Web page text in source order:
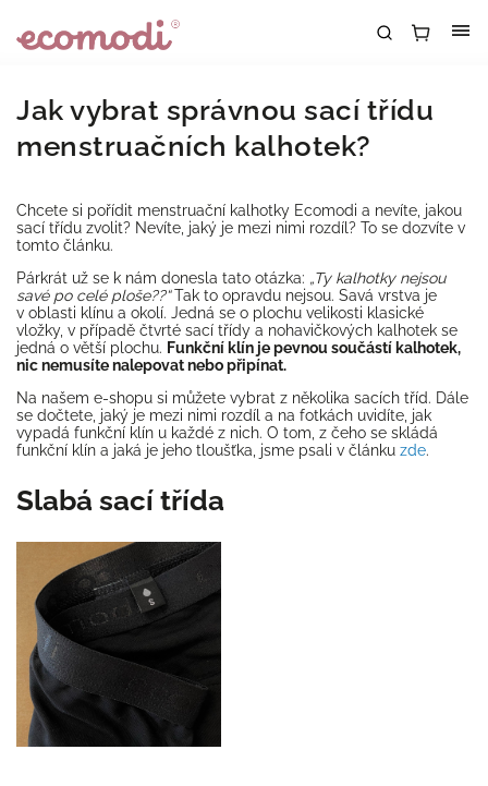
Jak vybrat správnou sací třídu
menstruačních kalhotek?
Chcete si pořídit menstruační kalhotky Ecomodi a nevíte, jakou
sací třídu zvolit? Nevíte, jaký je mezi nimi rozdíl? To se dozvíte v
tomto článku.
Párkrát už se k nám donesla tato otázka: „Ty kalhotky nejsou
savé po celé ploše??“ Tak to opravdu nejsou. Savá vrstva je
v oblasti klínu a okolí. Jedná se o plochu velikosti klasické
vložky, v případě čtvrté sací třídy a nohavičkových kalhotek se
jedná o větší plochu. Funkční klín je pevnou součástí kalhotek,
nic nemusíte nalepovat nebo připínat.
Na našem e-shopu si můžete vybrat z několika sacích tříd. Dále
se dočtete, jaký je mezi nimi rozdíl a na fotkách uvidíte, jak
vypadá funkční klín u každé z nich. O tom, z čeho se skládá
funkční klín a jaká je jeho tloušťka, jsme psali v článku zde.
Slabá sací třída